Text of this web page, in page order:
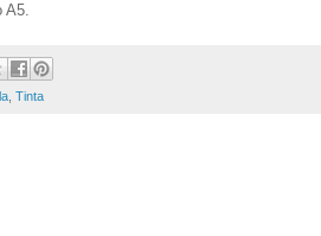
A5.
, Tinta